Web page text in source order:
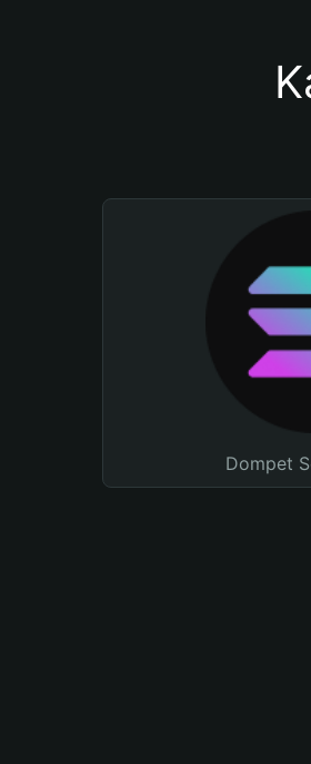
Dompet